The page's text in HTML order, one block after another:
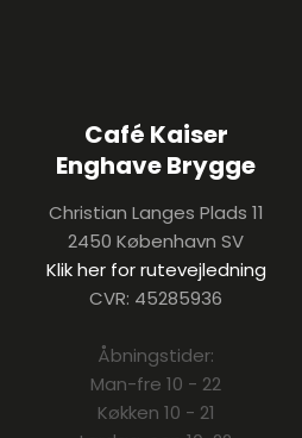
Café Kaiser
​Enghave Brygge
Christian Langes Plads 11
2450 København SV
Klik her for rutevejledning
CVR: 45285936
Åbningstider:
Man-fre 10 - 22
​Køkken 10 - 21​​